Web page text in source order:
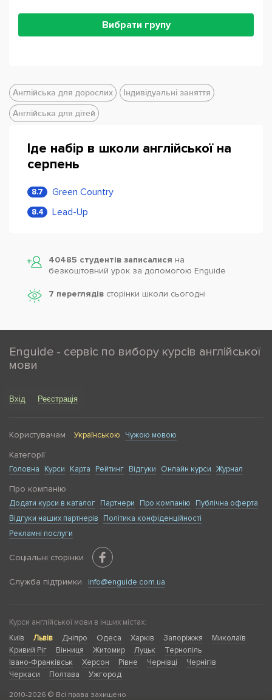
Вибрати групу
Англійська для дорослих
Індивідуальні заняття
Англійська для дітей
Іде набір в школи англійської на
серпень
8.7 Green Country
8.4 Lead-Up
40485 студентів записалися на
безкоштовний урок за допомогою Enguide
7 переглядів сторінки школи cьогодні
Enguide - сервіс по вибору курсів англійської
мови
Вхід Реєстрація
Користувачам Українською Чужою мовою
Категорії
Головна Курси Карта Рейтинг Відгуки Онлайн курси Журнал
Про компанію
Додати курси в каталог Партнери Про компанію
Публічна оферта
Відгуки наших партнерів
Політика конфіденційності
Рекламні послуги
Соціальні сторінки
Служба підтримки info@enguide.com.ua
Курси англійської мови в інших містах:
Київ
Львів Дніпро Одеса Харків Запоріжжя
Миколаїв
Кривий Ріг
Вінниця Житомир Луцьк
Тернопіль
Івано-Франківськ
Херсон Рівне Чернівці
Чернігів
Черкаси
Полтава Ужгород
2010-2026 © Всі права захищено